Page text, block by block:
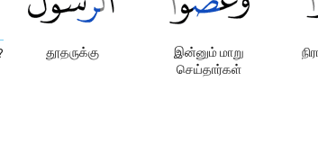
இன்னும் மாறு
செய்தார்கள்
தூதருக்கு